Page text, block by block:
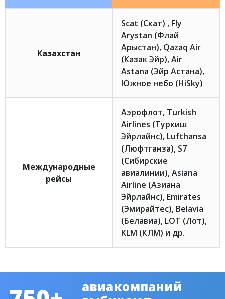
Казахстан
Scat (Скат) , Fly
Arystan (Флай
Арыстан), Qazaq Air
(Казак Эйр), Air
Astana (Эйр Астана),
Южное небо (HiSky)
Международные
рейсы
Аэрофлот, Turkish
Airlines (Туркиш
Эйрлайнс), Lufthansa
(Люфтганза), S7
(Сибирские
авиалинии), Asiana
Airline (Азиана
Эйрлайнс), Emirates
(Эмирайтес), Belavia
(Белавиа), LOT (Лот),
KLM (КЛМ) и др.
авиакомпаний